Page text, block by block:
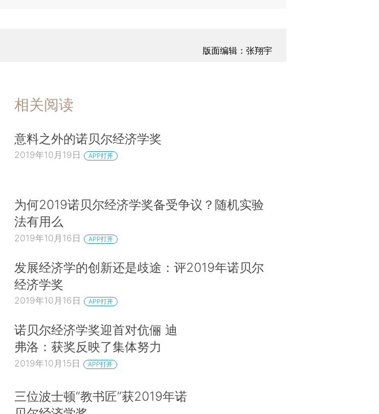
哈佛大学（30位）、麻省理工学院（28位）、斯坦福大学（25
诺贝尔经济学奖得主集中来自以下五所大学，它们分别是麻省理
工学院（11位）、哈佛大学（10位）、芝加哥大学（9位）、卡
内基-梅隆大学（4位）和伦敦经济学院（4位）。另外还有六所
大学也各自培养了2位获奖者。
域——应用数学、统计学、物理学和运筹学方面也都有数量可观
的获奖者代表。心理学、法学和其他社会科学则远远落后。在此
方面，获奖者的分布似乎没有随时间发生改变。
中；另一方面，有一大批诺贝尔经济学奖得主拥有另一位获奖者
作为其博士论文导师。
https：//economics.stackexchange.com/questions/9117/thesis-
们发现的一些经济学奖得主间的师生关系。
 简·丁伯根是佳林·库普曼斯（Tjalling Koopmans）的论文
导师。
 保罗·萨缪尔森（Paul Samuelson）是劳伦斯·克莱因
（Lawrence Klein）和罗伯特·默顿（Robert Merton）的论文导
版面编辑：张翔宇
相关阅读
意料之外的诺贝尔经济学奖
2019年10月19日 APP打开
为何2019诺贝尔经济学奖备受争议？随机实验
法有用么
2019年10月16日 APP打开
发展经济学的创新还是歧途：评2019年诺贝尔
经济学奖
2019年10月16日 APP打开
诺贝尔经济学奖迎首对伉俪 迪
弗洛：获奖反映了集体努力
2019年10月15日 APP打开
三位波士顿“教书匠”获2019年诺